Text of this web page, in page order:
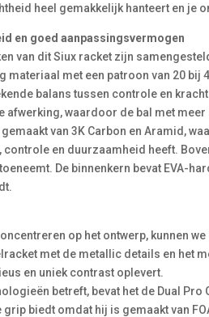
heel gemakkelijk hanteert en je
en goed aanpassingsvermogen
van dit Siux racket zijn
materiaal met een patroon van 20 bij
balans tussen controle en
afwerking, waardoor de bal met
van 3K Carbon en Aramid,
controle en duurzaamheid heeft.
De binnenkern bevat EVA-
op het ontwerp, kunnen
met de metallic details en het
en uniek contrast oplevert.
betreft, bevat het de Dual
biedt omdat hij is gemaakt van